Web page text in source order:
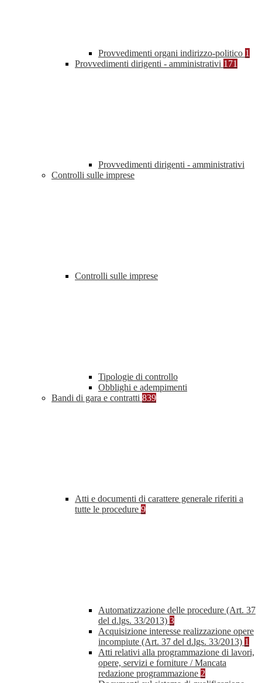
Provvedimenti organi indirizzo-politico 1
Provvedimenti dirigenti - amministrativi 171
Provvedimenti dirigenti - amministrativi
Controlli sulle imprese
Controlli sulle imprese
Tipologie di controllo
Obblighi e adempimenti
Bandi di gara e contratti 839
Atti e documenti di carattere generale riferiti a
tutte le procedure 9
Automatizzazione delle procedure (Art. 37
del d.lgs. 33/2013) 3
Acquisizione interesse realizzazione opere
incompiute (Art. 37 del d.lgs. 33/2013) 1
Atti relativi alla programmazione di lavori,
opere, servizi e forniture / Mancata
redazione programmazione 2